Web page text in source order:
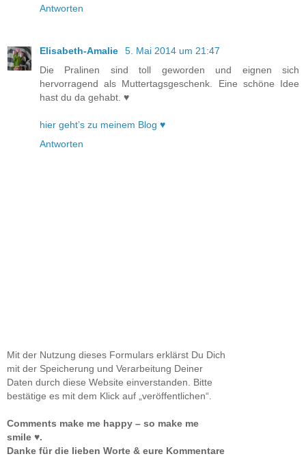
Antworten
Elisabeth-Amalie
5. Mai 2014 um 21:47
Die Pralinen sind toll geworden und eignen sich
hervorragend als Muttertagsgeschenk. Eine schöne Idee
hast du da gehabt. ♥
hier geht’s zu meinem Blog ♥
Antworten
Mit der Nutzung dieses Formulars erklärst Du Dich
mit der Speicherung und Verarbeitung Deiner
Daten durch diese Website einverstanden. Bitte
bestätige es mit dem Klick auf „veröffentlichen“.
Comments make me happy – so make me
smile ♥.
Danke für die lieben Worte & eure Kommentare